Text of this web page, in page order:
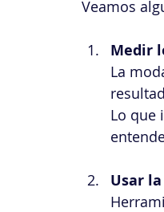
Veamos
Medir
La
Lo que
Usar